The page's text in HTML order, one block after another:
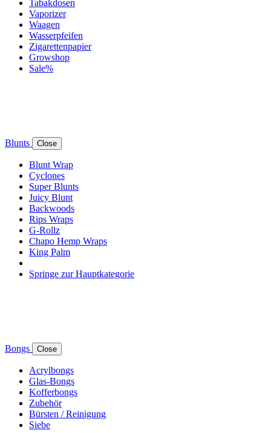
Tabakdosen
Vaporizer
Waagen
Wasserpfeifen
Zigarettenpapier
Growshop
Sale%
Blunts Close
Blunt Wrap
Cyclones
Super Blunts
Juicy Blunt
Backwoods
Rips Wraps
G-Rollz
Chapo Hemp Wraps
King Palm
Springe zur Hauptkategorie
Bongs Close
Acrylbongs
Glas-Bongs
Kofferbongs
Zubehör
Bürsten / Reinigung
Siebe